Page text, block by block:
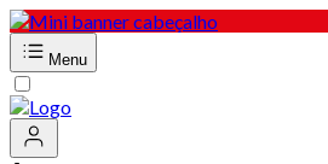
Menu